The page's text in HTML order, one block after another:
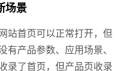
场景
站首页可以正常打开，但
有产品参数、应用场景、
录了首页，但产品页收录